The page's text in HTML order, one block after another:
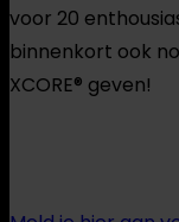
voor 20
binnenkort ook
XCORE® geven!